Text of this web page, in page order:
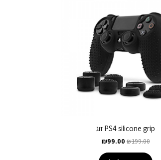
PS4 silicone grip זוג
₪199.00
₪99.00